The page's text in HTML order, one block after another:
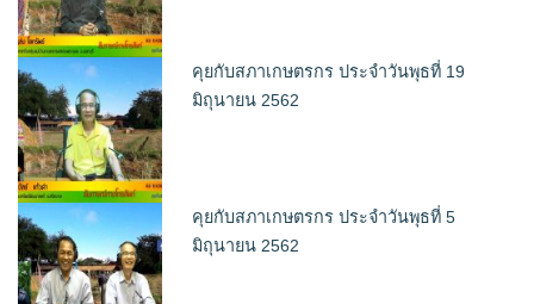
คุยกับสภาเกษตรกร ประจำวันพุธที่ 19
มิถุนายน 2562
คุยกับสภาเกษตรกร ประจำวันพุธที่ 5
มิถุนายน 2562